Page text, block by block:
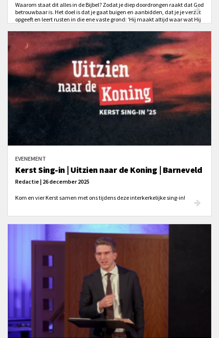
Waarom staat dit alles in de Bijbel? Zodat je diep doordrongen raakt dat God
betrouwbaar is. Het doel is dat je gaat buigen en aanbidden, dat je je verzet
opgeeft en leert rusten in die ene vaste grond: ‘Hij maakt altijd waar wat Hij
EVENEMENT
Kerst Sing-in | Uitzien naar de Koning | Barneveld
Redactie | 26 december 2025
Kom en vier Kerst samen met ons tijdens deze interkerkelijke sing-in!